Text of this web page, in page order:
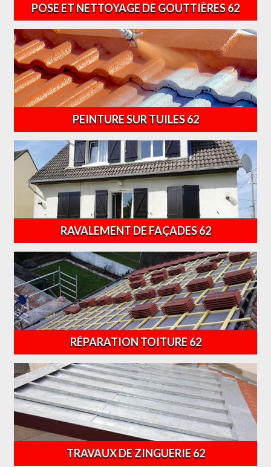
POSE ET NETTOYAGE DE GOUTTIÈRES 62
PEINTURE SUR TUILES 62
RAVALEMENT DE FAÇADES 62
RÉPARATION TOITURE 62
TRAVAUX DE ZINGUERIE 62